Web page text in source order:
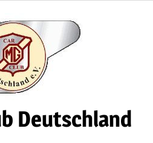
Deutschland